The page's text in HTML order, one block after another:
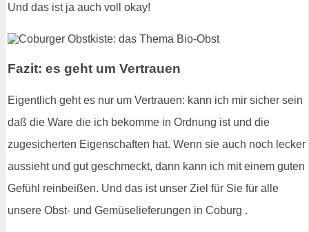
Und das ist ja auch voll okay!
Fazit: es geht um Vertrauen
Eigentlich geht es nur um Vertrauen: kann ich mir sicher sein
daß die Ware die ich bekomme in Ordnung ist und die
zugesicherten Eigenschaften hat. Wenn sie auch noch lecker
aussieht und gut geschmeckt, dann kann ich mit einem guten
Gefühl reinbeißen. Und das ist unser Ziel für Sie für alle
unsere Obst- und Gemüselieferungen in Coburg .